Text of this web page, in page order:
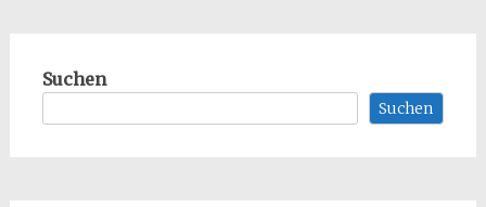
Suchen
Suchen